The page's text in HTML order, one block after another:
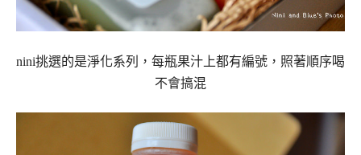
nini挑選的是淨化系列，每瓶果汁上都有編號，照著順序喝
不會搞混